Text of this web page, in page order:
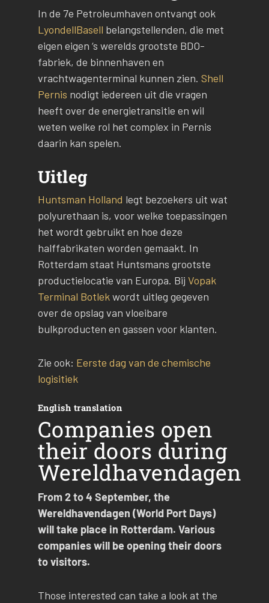
In de 7e Petroleumhaven ontvangt ook
LyondellBasell belangstellenden, die met
eigen eigen ‘s werelds grootste BDO-
fabriek, de binnenhaven en
vrachtwagenterminal kunnen zien. Shell
Pernis nodigt iedereen uit die vragen
heeft over de energietransitie en wil
weten welke rol het complex in Pernis
daarin kan spelen.
Uitleg
Huntsman Holland legt bezoekers uit wat
polyurethaan is, voor welke toepassingen
het wordt gebruikt en hoe deze
halffabrikaten worden gemaakt. In
Rotterdam staat Huntsmans grootste
productielocatie van Europa. Bij Vopak
Terminal Botlekwordt uitleg gegeven
over de opslag van vloeibare
bulkproducten en gassen voor klanten.
Zie ook: Eerste dag van de chemische
logisitiek
English translation
Companies open
their doors during
Wereldhavendagen
From 2 to 4 September, the
Wereldhavendagen (World Port Days)
will take place in Rotterdam. Various
companies will be opening their doors
to visitors.
Those interested can take a look at the